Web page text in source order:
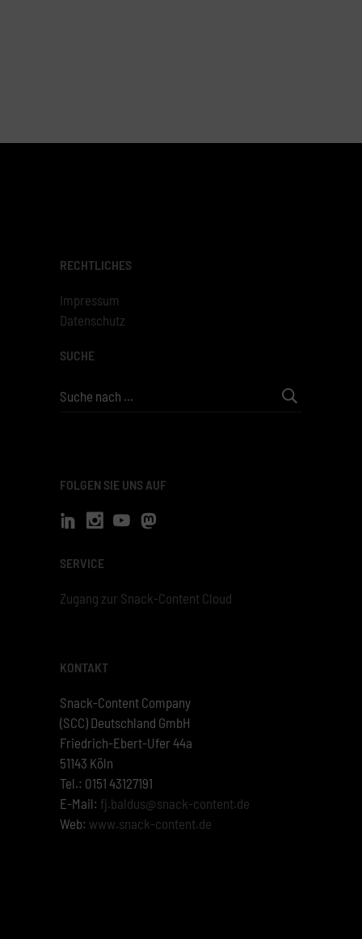
RECHTLICHES
Impressum
Datenschutz
SUCHE
Search
FOLGEN SIE UNS AUF
SERVICE
Zugang zur Snack-Content Cloud
KONTAKT
Snack-Content Company
(SCC) Deutschland GmbH
Friedrich-Ebert-Ufer 44a
51143 Köln
Tel.: 0151 43127191
E-Mail: fj.baldus@snack-content.de
Web: www.snack-content.de